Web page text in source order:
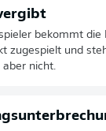
bekommt die
zugespielt und
nicht.